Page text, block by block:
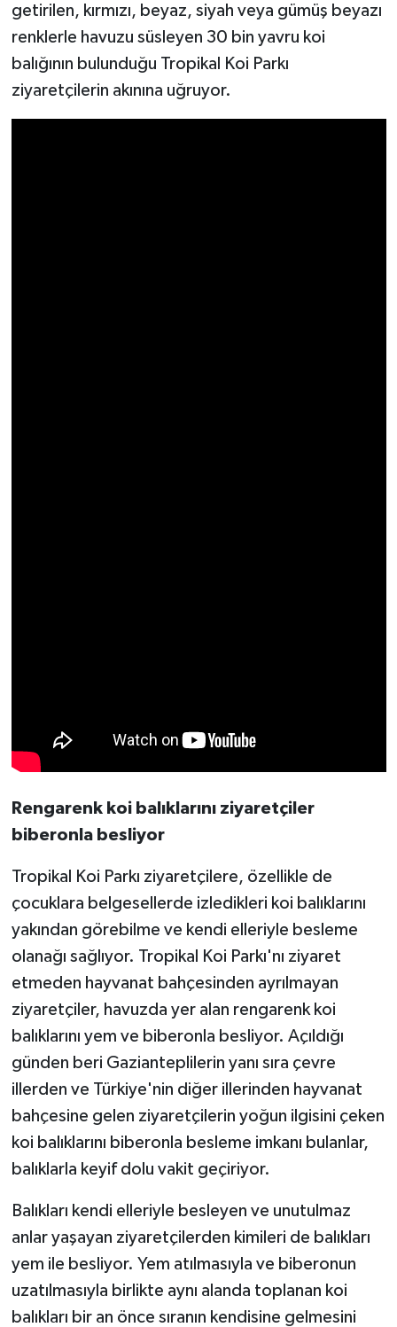
getirilen, kırmızı, beyaz, siyah veya gümüş beyazı
renklerle havuzu süsleyen 30 bin yavru koi
balığının bulunduğu Tropikal Koi Parkı
ziyaretçilerin akınına uğruyor.
Rengarenk koi balıklarını ziyaretçiler
biberonla besliyor
Tropikal Koi Parkı ziyaretçilere, özellikle de
çocuklara belgesellerde izledikleri koi balıklarını
yakından görebilme ve kendi elleriyle besleme
olanağı sağlıyor. Tropikal Koi Parkı'nı ziyaret
etmeden hayvanat bahçesinden ayrılmayan
ziyaretçiler, havuzda yer alan rengarenk koi
balıklarını yem ve biberonla besliyor. Açıldığı
günden beri Gazianteplilerin yanı sıra çevre
illerden ve Türkiye'nin diğer illerinden hayvanat
bahçesine gelen ziyaretçilerin yoğun ilgisini çeken
koi balıklarını biberonla besleme imkanı bulanlar,
balıklarla keyif dolu vakit geçiriyor.
Balıkları kendi elleriyle besleyen ve unutulmaz
anlar yaşayan ziyaretçilerden kimileri de balıkları
yem ile besliyor. Yem atılmasıyla ve biberonun
uzatılmasıyla birlikte aynı alanda toplanan koi
balıkları bir an önce sıranın kendisine gelmesini